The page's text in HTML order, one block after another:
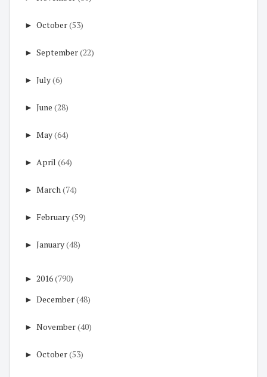
► October(53)
► September(22)
► July(6)
► June (28)
► May(64)
► April (64)
► March(74)
► February(59)
► January(48)
► 2016(790)
► December(48)
► November(40)
► October(53)